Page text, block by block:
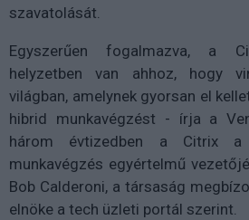
szavatolását.
Egyszerűen fogalmazva, a
helyzetben van ahhoz, hogy
világban, amelynek gyorsan el
hibrid munkavégzést - írja a
három évtizedben a Citrix a
munkavégzés egyértelmű
Bob Calderoni, a társaság
elnöke a tech üzleti portál szerint.